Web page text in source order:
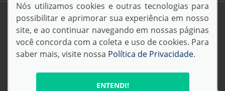
Endereço Matriz: R. Caetés, 30 - Iguaçu - Ipatinga-MG
Nós utilizamos cookies e outras tecnologias para
possibilitar e aprimorar sua experiência em nosso
site, e ao continuar navegando em nossas páginas
você concorda com a coleta e uso de cookies. Para
saber mais, visite nossa Política de Privacidade.
ENTENDI!